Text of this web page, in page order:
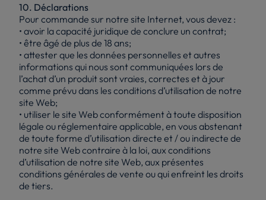
10. Déclarations
Pour commande sur notre site Internet, vous devez :
• avoir la capacité juridique de conclure un contrat;
• être âgé de plus de 18 ans;
• attester que les données personnelles et autres
informations qui nous sont communiquées lors de
l’achat d’un produit sont vraies, correctes et à jour
comme prévu dans les conditions d’utilisation de notre
site Web;
• utiliser le site Web conformément à toute disposition
légale ou réglementaire applicable, en vous abstenant
de toute forme d’utilisation directe et / ou indirecte de
notre site Web contraire à la loi, aux conditions
d’utilisation de notre site Web, aux présentes
conditions générales de vente ou qui enfreint les droits
de tiers.